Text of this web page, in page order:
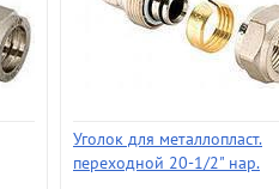
Уголок для металлопласт.
переходной 20-1/2" нар.